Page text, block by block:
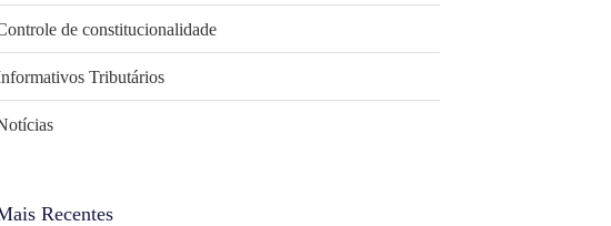
de constitucionalidade
Tributários
Recentes